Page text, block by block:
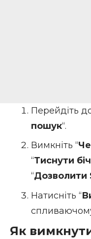
Перейдіть
пошук“.
Вимкніть “
“Тиснути
“Дозволити
Натисніть “
спливаючому
Як